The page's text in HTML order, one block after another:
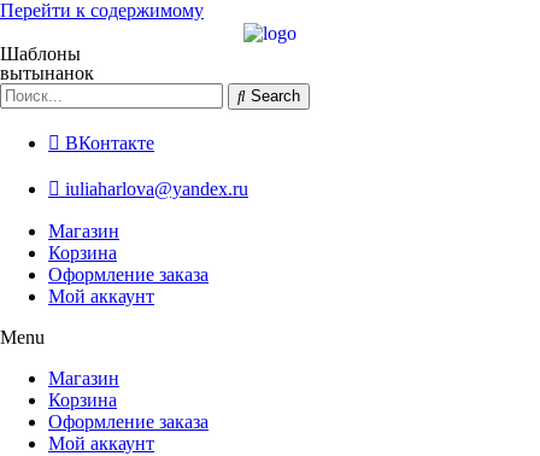
Перейти к содержимому
Шаблоны
вытынанок
Search
ВКонтакте
iuliaharlova@yandex.ru
Магазин
Корзина
Оформление заказа
Мой аккаунт
Menu
Магазин
Корзина
Оформление заказа
Мой аккаунт